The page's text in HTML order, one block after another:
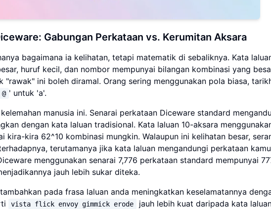
Gabungan Perkataan vs. Kerumitan Aksara
bagaimana ia kelihatan, tetapi matematik di sebaliknya. Kata
huruf kecil, dan nombor mempunyai bilangan kombinasi yang
"rawak" ini boleh diramal. Orang sering menggunakan pola biasa,
@ ' untuk 'a'.
manusia ini. Senarai perkataan Diceware standard
dengan kata laluan tradisional. Kata laluan 10-aksara
kira-kira 62^10 kombinasi mungkin. Walaupun ini kelihatan besar,
terutamanya jika kata laluan mengandungi perkataan
menggunakan senarai 7,776 perkataan standard mempunyai
jauh lebih sukar diteka.
pada frasa laluan anda meningkatkan keselamatannya
vista flick envoy gimmick erode
jauh lebih kuat daripada kata